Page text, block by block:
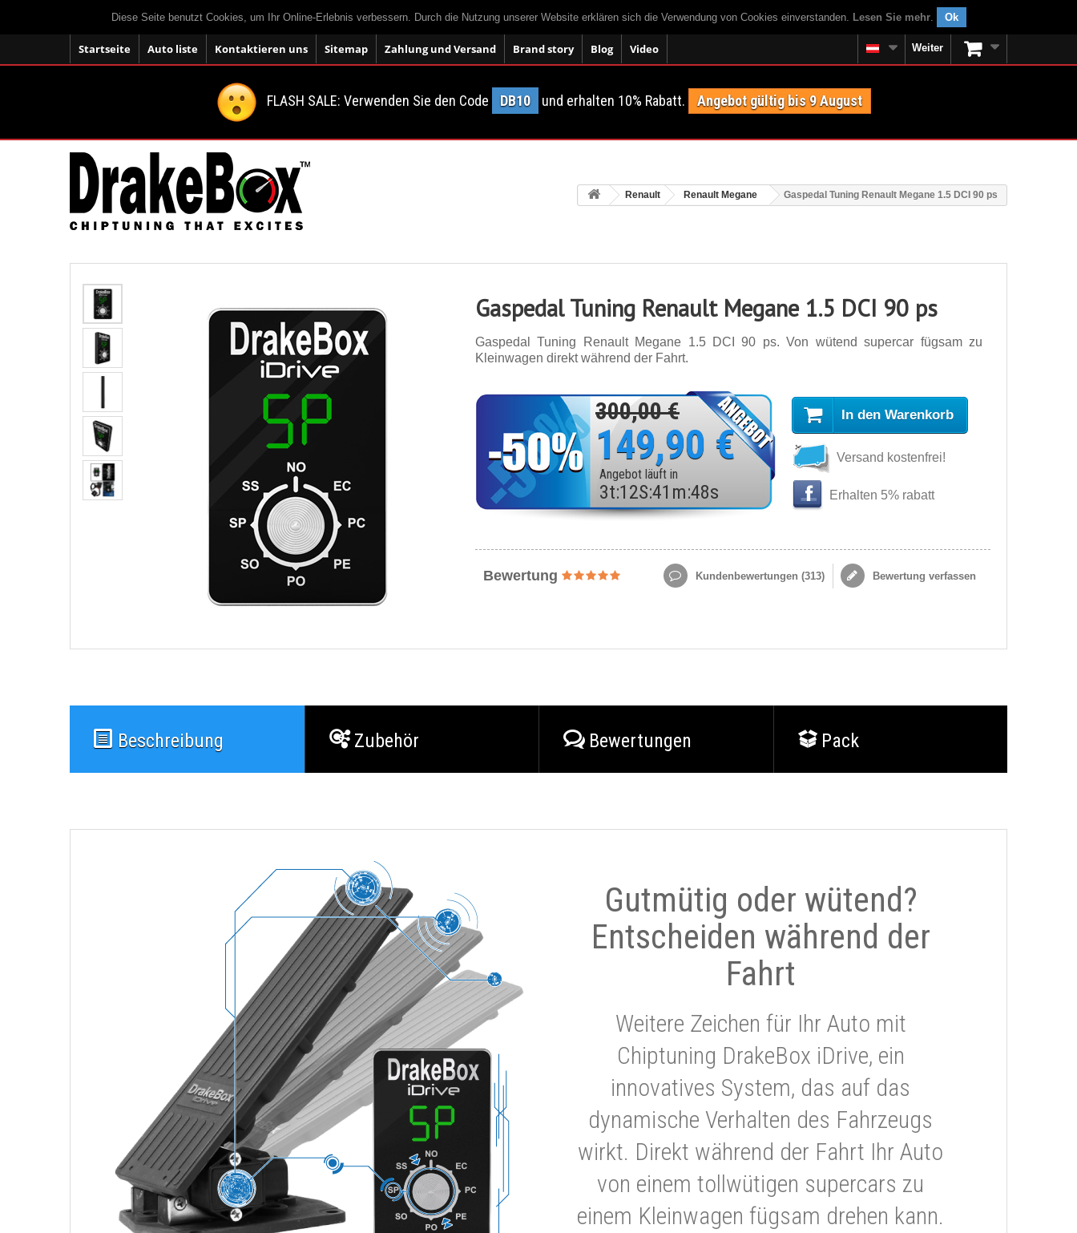
Diese Seite benutzt Cookies, um Ihr Online-Erlebnis verbessern. Durch die Nutzung unserer Website erklären sich die Verwendung von Cookies einverstanden. Lesen Sie mehr. Ok
Startseite Auto liste Kontaktieren uns Sitemap Zahlung und Versand Brand story Blog Video Weiter
FLASH SALE: Verwenden Sie den Code DB10 und erhalten 10% Rabatt. Angebot gültig bis 9 August
Renault Renault Megane Gaspedal Tuning Renault Megane 1.5 DCI 90 ps
Gaspedal Tuning Renault Megane 1.5 DCI 90 ps
Gaspedal Tuning Renault Megane 1.5 DCI 90 ps. Von wütend supercar fügsam zu
Kleinwagen direkt während der Fahrt.
300,00 €
149,90 €
Angebot läuft in
3t:12S:41 m:46s
In den Warenkorb
Versand kostenfrei!
Erhalten 5% rabatt
Bewertung Kundenbewertungen (313) Bewertung verfassen
Beschreibung Zubehör Bewertungen Pack
Gutmütig oder wütend?
Entscheiden während der
Fahrt
Weitere Zeichen für Ihr Auto mit
Chiptuning DrakeBox iDrive, ein
innovatives System, das auf das
dynamische Verhalten des Fahrzeugs
wirkt. Direkt während der Fahrt Ihr Auto
von einem tollwütigen supercars zu
einem Kleinwagen fügsam drehen kann.